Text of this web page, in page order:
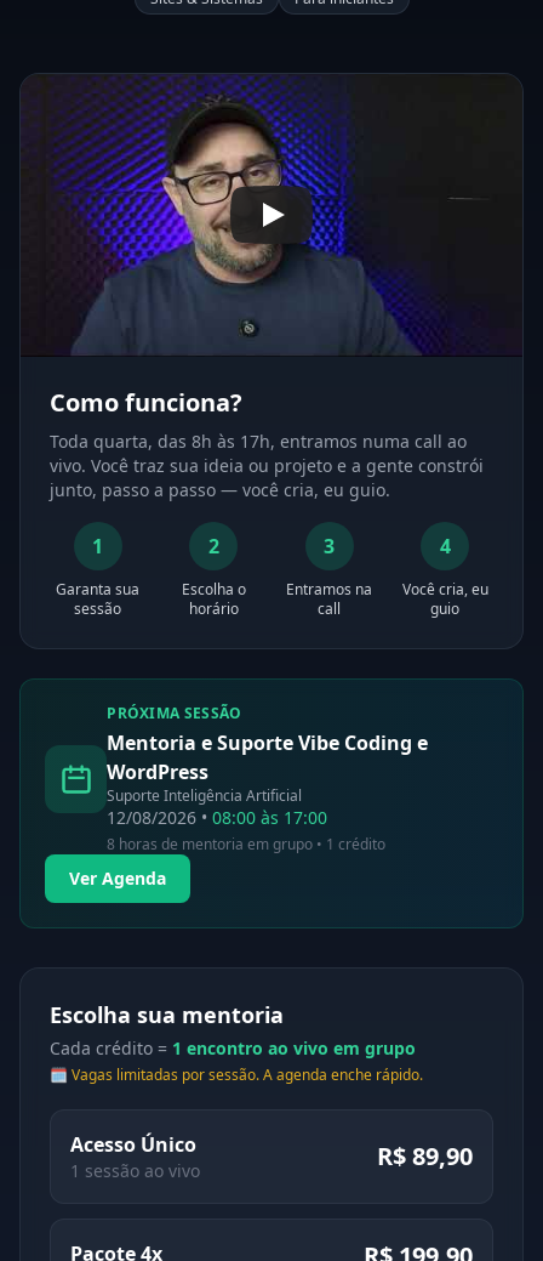
Como funciona?
Toda quarta, das 8h às 17h, entramos numa call ao
vivo. Você traz sua ideia ou projeto e a gente constrói
junto, passo a passo — você cria, eu guio.
1
Garanta sua
sessão
2
Escolha o
horário
3
Entramos na
call
4
Você cria, eu
guio
PRÓXIMA SESSÃO
Mentoria e Suporte Vibe Coding e
WordPress
Suporte Inteligência Artificial
12/08/2026 •08:00 às 17:00
8 horas de mentoria em grupo • 1 crédito
Ver Agenda
Escolha sua mentoria
Cada crédito = 1 encontro ao vivo em grupo
🗓️ Vagas limitadas por sessão. A agenda enche rápido.
Acesso Único
1 sessão ao vivo R$ 89,90
Pacote 4x